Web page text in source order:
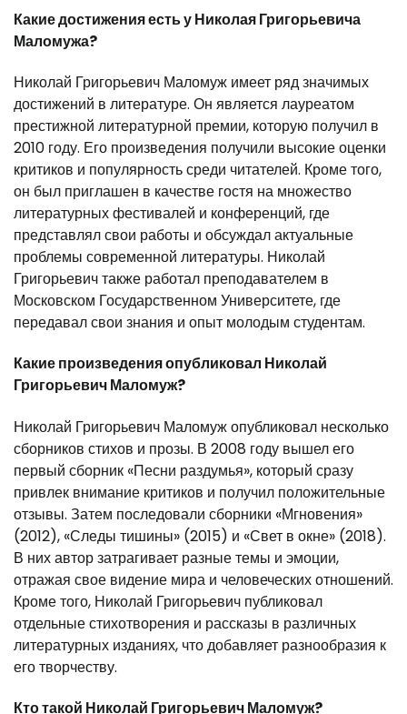
Какие достижения есть у Николая Григорьевича
Маломужа?
Николай Григорьевич Маломуж имеет ряд значимых
достижений в литературе. Он является лауреатом
престижной литературной премии, которую получил в
2010 году. Его произведения получили высокие оценки
критиков и популярность среди читателей. Кроме того,
он был приглашен в качестве гостя на множество
литературных фестивалей и конференций, где
представлял свои работы и обсуждал актуальные
проблемы современной литературы. Николай
Григорьевич также работал преподавателем в
Московском Государственном Университете, где
передавал свои знания и опыт молодым студентам.
Какие произведения опубликовал Николай
Григорьевич Маломуж?
Николай Григорьевич Маломуж опубликовал несколько
сборников стихов и прозы. В 2008 году вышел его
первый сборник «Песни раздумья», который сразу
привлек внимание критиков и получил положительные
отзывы. Затем последовали сборники «Мгновения»
(2012), «Следы тишины» (2015) и «Свет в окне» (2018).
В них автор затрагивает разные темы и эмоции,
отражая свое видение мира и человеческих отношений.
Кроме того, Николай Григорьевич публиковал
отдельные стихотворения и рассказы в различных
литературных изданиях, что добавляет разнообразия к
его творчеству.
Кто такой Николай Григорьевич Маломуж?